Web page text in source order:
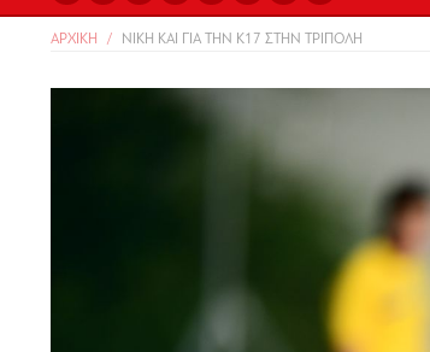
ΑΡΧΙΚΗ ΝΙΚΗ ΚΑΙ ΓΙΑ ΤΗΝ Κ17 ΣΤΗΝ ΤΡΙΠΟΛΗ